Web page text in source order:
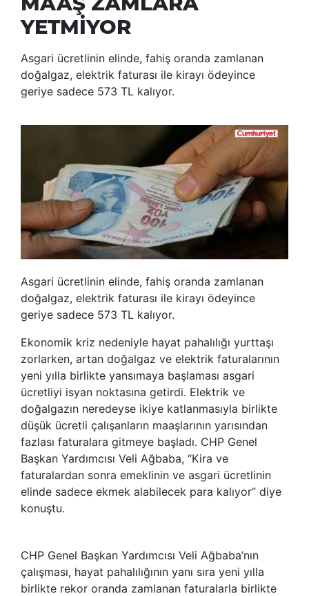
YETMİYOR
Asgari ücretlinin elinde, fahiş oranda zamlanan
doğalgaz, elektrik faturası ile kirayı ödeyince
geriye sadece 573 TL kalıyor.
Asgari ücretlinin elinde, fahiş oranda zamlanan
doğalgaz, elektrik faturası ile kirayı ödeyince
geriye sadece 573 TL kalıyor.
Ekonomik kriz nedeniyle hayat pahalılığı yurttaşı
zorlarken, artan doğalgaz ve elektrik faturalarının
yeni yılla birlikte yansımaya başlaması asgari
ücretliyi isyan noktasına getirdi. Elektrik ve
doğalgazın neredeyse ikiye katlanmasıyla birlikte
düşük ücretli çalışanların maaşlarının yarısından
fazlası faturalara gitmeye başladı. CHP Genel
Başkan Yardımcısı Veli Ağbaba, “Kira ve
faturalardan sonra emeklinin ve asgari ücretlinin
elinde sadece ekmek alabilecek para kalıyor” diye
konuştu.
CHP Genel Başkan Yardımcısı Veli Ağbaba’nın
çalışması, hayat pahalılığının yanı sıra yeni yılla
birlikte rekor oranda zamlanan faturalarla birlikte